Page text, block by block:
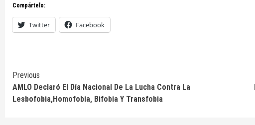
Compártelo:
Twitter Facebook
Continue
Reading
Previous
AMLO Declaró El Día Nacional De La Lucha Contra La
Lesbofobia,Homofobia, Bifobia Y Transfobia